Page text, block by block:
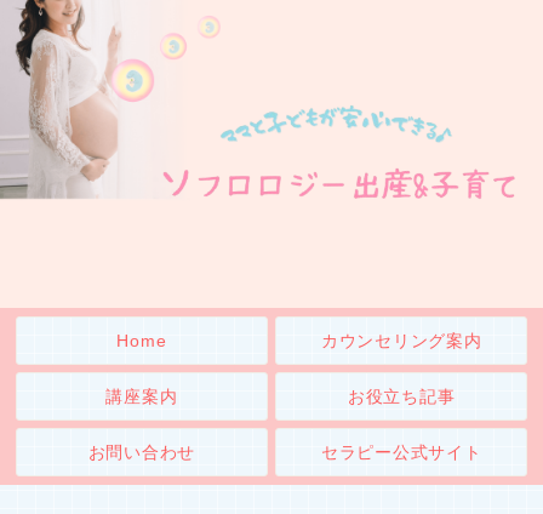
Home カウンセリング案内
講座案内 お役立ち記事
お問い合わせ セラピー公式サイト